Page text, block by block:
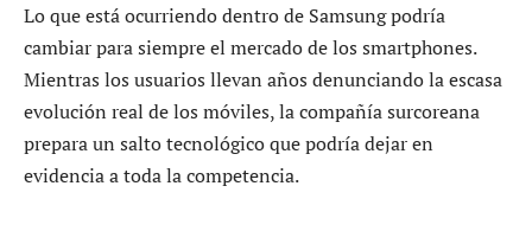
Lo que está ocurriendo dentro de Samsung podría
cambiar para siempre el mercado de los smartphones.
Mientras los usuarios llevan años denunciando la escasa
evolución real de los móviles, la compañía surcoreana
prepara un salto tecnológico que podría dejar en
evidencia a toda la competencia.